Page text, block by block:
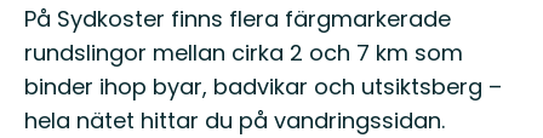
På Sydkoster finns flera färgmarkerade
rundslingor mellan cirka 2 och 7 km som
binder ihop byar, badvikar och utsiktsberg –
hela nätet hittar du på vandringssidan.